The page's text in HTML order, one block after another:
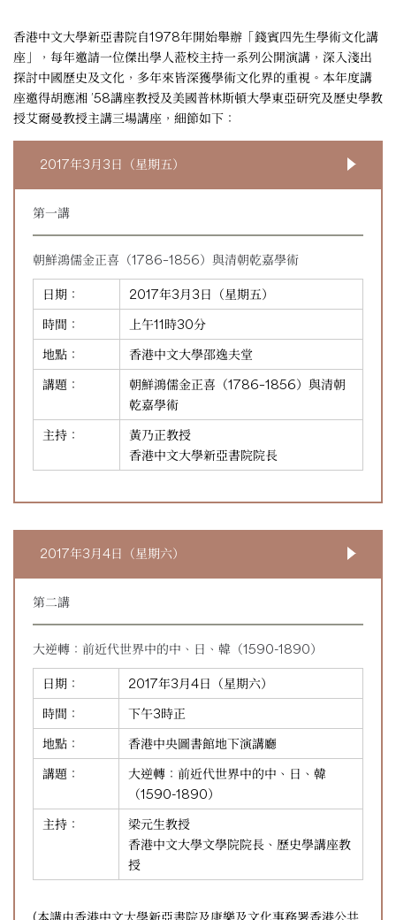
香港中文大學新亞書院自1978年開始舉辦「錢賓四先生學術文化講
座」，每年邀請一位傑出學人蒞校主持一系列公開演講，深入淺出
探討中國歷史及文化，多年來皆深獲學術文化界的重視。本年度講
座邀得胡應湘 ’58講座教授及美國普林斯頓大學東亞研究及歷史學教
授艾爾曼教授主講三場講座，細節如下：
2017年3月3日（星期五）
第一講
朝鮮鴻儒金正喜（1786–1856）與清朝乾嘉學術
日期：
2017年3月3日（星期五）
時間：
上午11時30分
地點：
香港中文大學邵逸夫堂
講題：
朝鮮鴻儒金正喜（1786–1856）與清朝
乾嘉學術
主持：
黃乃正教授
香港中文大學新亞書院院長
2017年3月4日（星期六）
第二講
大逆轉：前近代世界中的中、日、韓（1590-1890）
日期：
2017年3月4日（星期六）
時間：
下午3時正
地點：
香港中央圖書館地下演講廳
講題：
大逆轉：前近代世界中的中、日、韓
（1590-1890）
主持：
梁元生教授
香港中文大學文學院院長、歷史學講座教
授
(本講由香港中文大學新亞書院及康樂及文化事務署香港公共